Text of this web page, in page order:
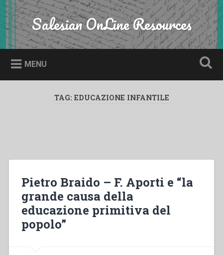
Skip
to
content
Search Salesian OnLine Resources
MENU
TAG: EDUCAZIONE INFANTILE
Pietro Braido – F. Aporti e “la
grande causa della
educazione primitiva del
popolo”